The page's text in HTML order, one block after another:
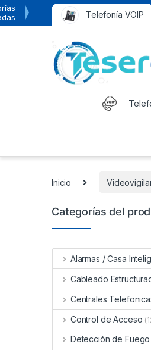
Telefonía VOIP
Inicio
Categorías del
Alarmas / Casa
Cableado
Centrales
Control de Acceso
Detección de Fuego